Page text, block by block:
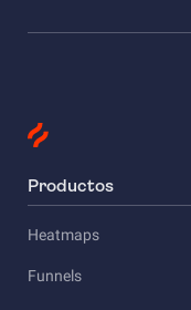
Productos
Heatmaps
Funnels